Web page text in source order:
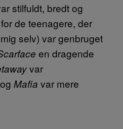
stilfuldt, bredt og
de teenagere, der
selv) var genbruget
en dragende
var
Mafia var mere